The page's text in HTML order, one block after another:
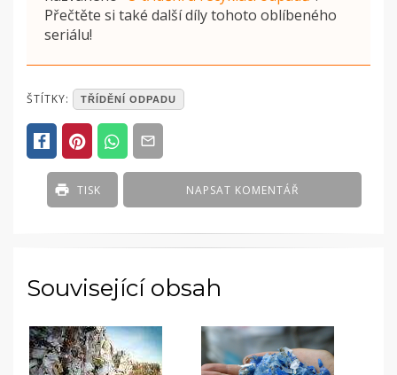
Přečtěte si také další díly tohoto oblíbeného
seriálu!
POSTED
ČLÁNKY
ŠTÍTKY: TŘÍDĚNÍ ODPADU
NAPSAT KOMENTÁŘ
TISK
Související obsah